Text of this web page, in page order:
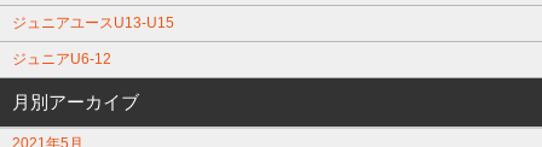
ジュニアユースU13-U15
ジュニアU6-12
月別アーカイブ